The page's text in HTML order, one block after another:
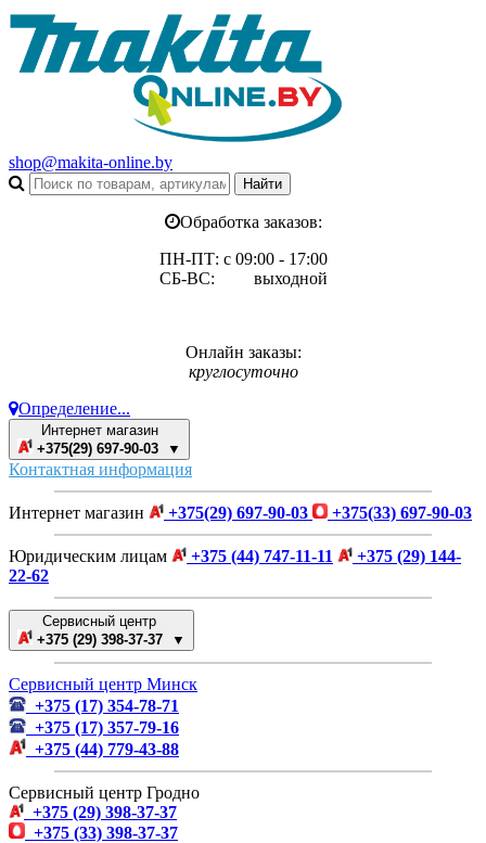
shop@makita-online.by
Обработка заказов:
ПН-ПТ: с 09:00 - 17:00
СБ-ВС: выходной
Онлайн заказы:
круглосуточно
Определение...
Интернет магазин
+375(29) 697-90-03 ▼
Контактная информация
Интернет магазин +375(29) 697-90-03 +375(33) 697-90-03
Юридическим лицам +375 (44) 747-11-11
+375 (29) 144-
22-62
Сервисный центр
+375 (29) 398-37-37 ▼
Сервисный центр Минск
+375 (17) 354-78-71
+375 (17) 357-79-16
+375 (44) 779-43-88
Сервисный центр Гродно
+375 (29) 398-37-37
+375 (33) 398-37-37